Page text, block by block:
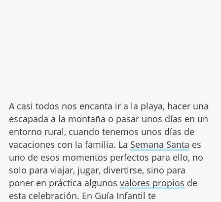
A casi todos nos encanta ir a la playa, hacer una
escapada a la montaña o pasar unos días en un
entorno rural, cuando tenemos unos días de
vacaciones con la familia. La Semana Santa es
uno de esos momentos perfectos para ello, no
solo para viajar, jugar, divertirse, sino para
poner en práctica algunos valores propios de
esta celebración. En Guía Infantil te